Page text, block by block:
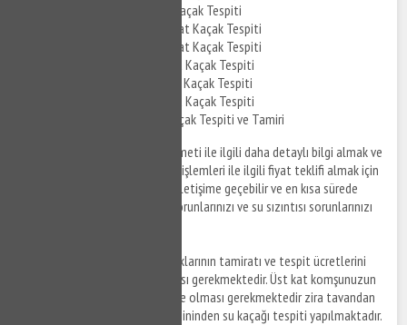
Çengelköy Su Tesisat Kaçak Tespiti
Çengelköy Kombi Tesisat Kaçak Tespiti
Çengelköy Kombi Tesisat Kaçak Tespiti
Çengelköy Parke Altı Su Kaçak Tespiti
Çengelköy Kırmadan Su Kaçak Tespiti
Çengelköy Tavandan Su Kaçak Tespiti
Çengelköy Pimaş Su Kaçak Tespiti ve Tamiri
Çengelköy su kaçak bulma hizmeti ile ilgili daha detaylı bilgi almak ve
su kaçağı tespiti sonrası tamir işlemleri ile ilgili fiyat teklifi almak için
anlaşmalı firmalarımız sizinle iletişime geçebilir ve en kısa sürede
yaşamış olduğunuz su kaçak sorunlarınızı ve su sızıntısı sorunlarınızı
Tavanınıza gelen su kaçaklarının tamiratı ve tespit ücretlerini
üst kat komşunuzun karşılaması gerekmektedir. Üst kat komşunuzun
su kaçak tespiti esnasında evde olması gerekmektedir zira tavandan
değil üst kat komşunuzun zemininden su kaçağı tespiti yapılmaktadır.